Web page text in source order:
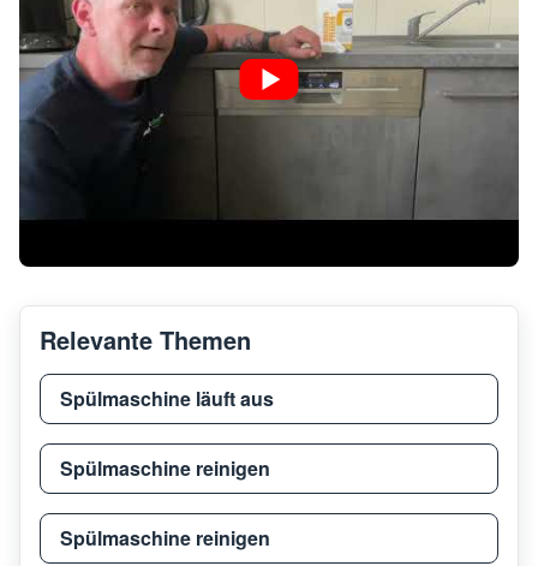
Relevante Themen
Spülmaschine läuft aus
Spülmaschine reinigen
Spülmaschine reinigen